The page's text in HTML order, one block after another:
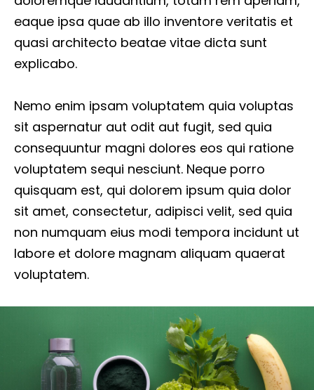
eaque ipsa quae ab illo inventore veritatis et
quasi architecto beatae vitae dicta sunt
explicabo.
Nemo enim ipsam voluptatem quia voluptas
sit aspernatur aut odit aut fugit, sed quia
consequuntur magni dolores eos qui ratione
voluptatem sequi nesciunt. Neque porro
quisquam est, qui dolorem ipsum quia dolor
sit amet, consectetur, adipisci velit, sed quia
non numquam eius modi tempora incidunt ut
labore et dolore magnam aliquam quaerat
voluptatem.